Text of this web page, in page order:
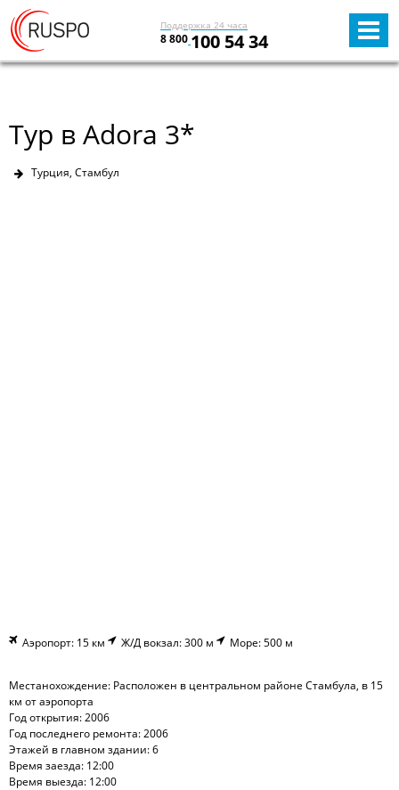
Поддержка 24 часа
8 800 100 54 34
Тур в Adora 3*
Турция, Стамбул
Аэропорт: 15 км Ж/Д вокзал: 300 м Море: 500 м
Местанохождение: Расположен в центральном районе Стамбула, в 15
км от аэропорта
Год открытия: 2006
Год последнего ремонта: 2006
Этажей в главном здании: 6
Время заезда: 12:00
Время выезда: 12:00